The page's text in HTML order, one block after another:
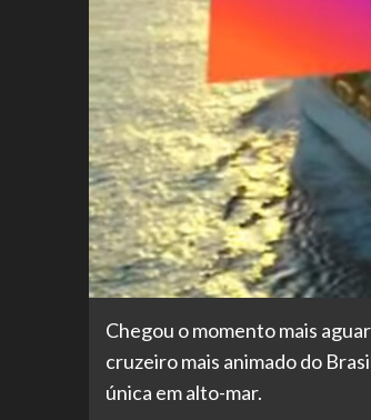
Chegou o momento mais
cruzeiro mais animado do
única em alto-mar.